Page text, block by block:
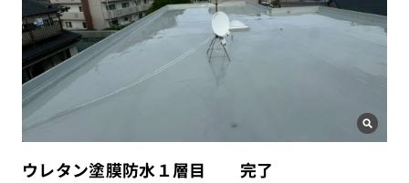
ウレタン塗膜防水１層目 完了